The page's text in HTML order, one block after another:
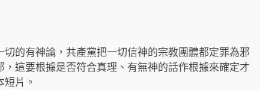
的有神論，共產黨把一切信神的宗教團體都定罪為邪
這要根據是否符合真理、有無神的話作根據來確定才
片。